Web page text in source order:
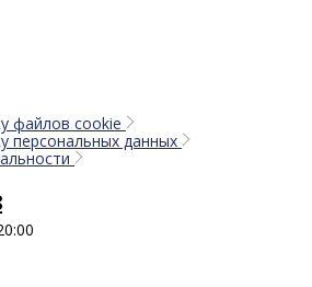
файлов cookie
персональных данных